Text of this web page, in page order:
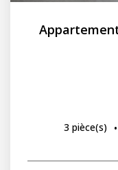
3 pièce(s)